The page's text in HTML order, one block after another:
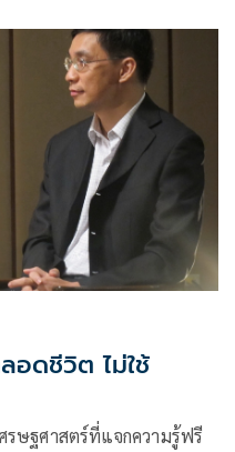
อดชีวิต ไม่ใช้
รษฐศาสตร์ที่แจกความรู้ฟรี